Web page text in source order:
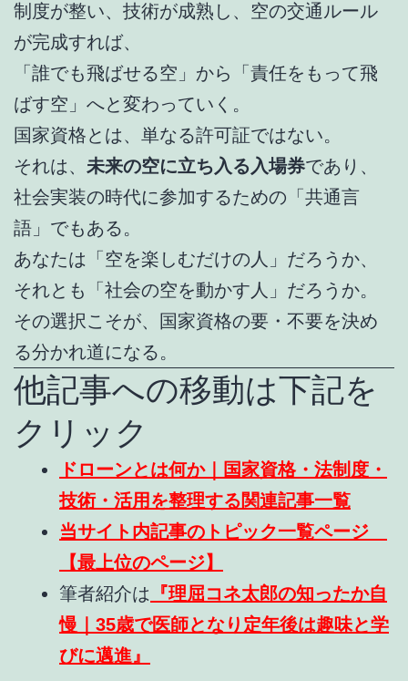
制度が整い、技術が成熟し、空の交通ルール
が完成すれば、
「誰でも飛ばせる空」から「責任をもって飛
ばす空」へと変わっていく。
国家資格とは、単なる許可証ではない。
それは、 未来の空に立ち入る入場券であり、
社会実装の時代に参加するための「共通言
語」でもある。
あなたは「空を楽しむだけの人」だろうか、
それとも「社会の空を動かす人」だろうか。
その選択こそが、国家資格の要・不要を決め
る分かれ道になる。
他記事への移動は下記を
クリック
ドローンとは何か｜国家資格・法制度・
技術・活用を整理する関連記事一覧
当サイト内記事のトピック一覧ページ
【最上位のページ】
筆者紹介は 『理屈コネ太郎の知ったか自
慢｜35歳で医師となり定年後は趣味と学
びに邁進』